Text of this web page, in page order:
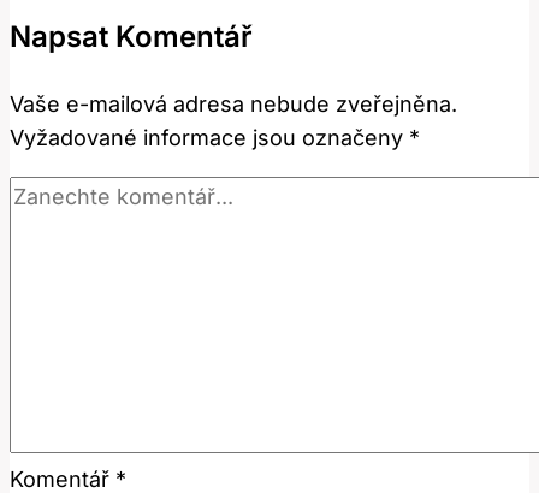
předejít
Napsat Komentář
Vaše e-mailová adresa nebude zveřejněna.
Vyžadované informace jsou označeny *
Komentář *